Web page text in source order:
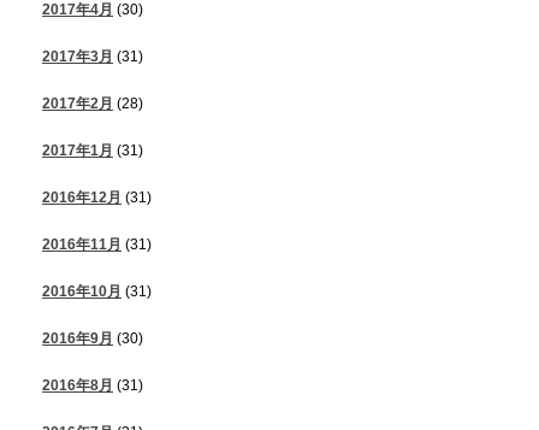
2017年4月 (30)
2017年3月 (31)
2017年2月 (28)
2017年1月 (31)
2016年12月 (31)
2016年11月 (31)
2016年10月 (31)
2016年9月 (30)
2016年8月 (31)